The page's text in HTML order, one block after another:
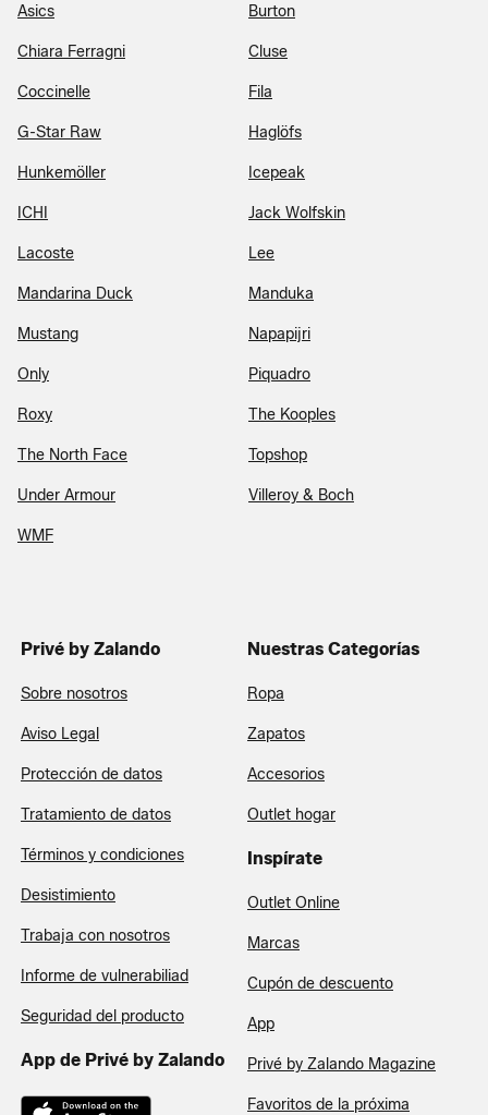
Asics Burton
Chiara Ferragni Cluse
Coccinelle Fila
G-Star Raw Haglöfs
Hunkemöller Icepeak
ICHI Jack Wolfskin
Lacoste Lee
Mandarina Duck Manduka
Mustang Napapijri
Only Piquadro
Roxy The Kooples
The North Face Topshop
Under Armour Villeroy & Boch
WMF
Privé by Zalando
Sobre nosotros
Aviso Legal
Protección de datos
Tratamiento de datos
Términos y condiciones
Desistimiento
Trabaja con nosotros
Informe de vulnerabiliad
Seguridad del producto
App de Privé by Zalando
Nuestras Categorías
Ropa
Zapatos
Accesorios
Outlet hogar
Inspírate
Outlet Online
Marcas
Cupón de descuento
App
Privé by Zalando Magazine
Favoritos de la próxima